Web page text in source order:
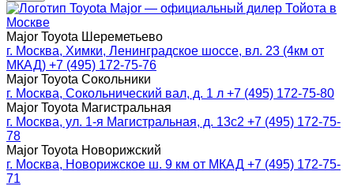
Major — официальный дилер Тойота в
Москве
Major Toyota Шереметьево
г. Москва, Химки, Ленинградское шоссе, вл. 23 (4км от
МКАД) +7 (495) 172-75-76
Major Toyota Сокольники
г. Москва, Сокольнический вал, д. 1 л +7 (495) 172-75-80
Major Toyota Магистральная
г. Москва, ул. 1-я Магистральная, д. 13с2 +7 (495) 172-75-
78
Major Toyota Новорижский
г. Москва, Новорижское ш. 9 км от МКАД +7 (495) 172-75-
71